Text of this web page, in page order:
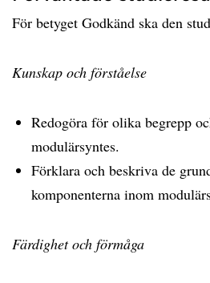
För betyget Godkänd ska den
Kunskap och förståelse
Redogöra för olika begrepp
modulärsyntes.
Förklara och beskriva de
komponenterna inom
Färdighet och förmåga